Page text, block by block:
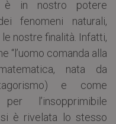
è in nostro potere
fenomeni naturali,
nostre finalità. Infatti,
“l’uomo comanda alla
nata da
e come
l’insopprimibile
è rivelata lo stesso